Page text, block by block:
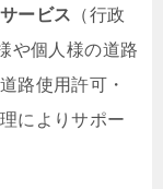
ービス （行政
や個人様の道路
路使用許可・
によりサポー